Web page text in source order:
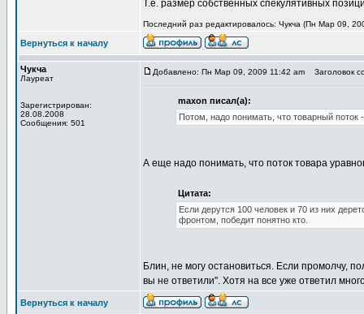
Т.е. размер собственных спекулятивных
Последний раз редактировалось: Чукча (Пн Мар 09,
Вернуться к началу
Чукча
Лауреат
Зарегистрирован:
28.08.2008
Сообщения: 501
Добавлено: Пн Мар 09, 2009 11:42 am Заголовок
maxon писал(а):
Потом, надо понимать, что товарный поток
А еще надо понимать, что поток товара
Цитата:
Если дерутся 100 человек и 70 из них
фронтом, победит понятно кто.
Блин, не могу остановиться. Если промолчу,
вы не ответили". Хотя на все уже ответил
Вернуться к началу